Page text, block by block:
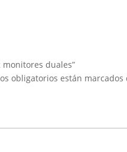
monitores duales”
obligatorios están